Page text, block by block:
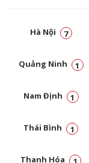
Hà Nội 7
Quảng Ninh 1
Nam Định 1
Thái Bình 1
Thanh Hóa